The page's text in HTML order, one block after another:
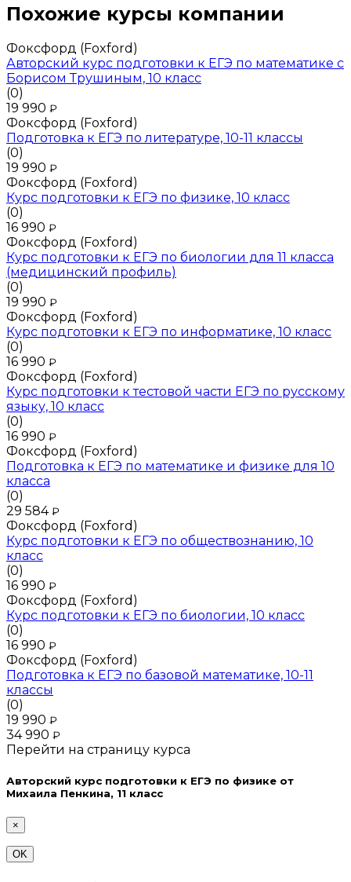
Похожие курсы компании
Фоксфорд (Foxford)
Авторский курс подготовки к ЕГЭ по математике с
Борисом Трушиным, 10 класс
(0)
19 990 ₽
Фоксфорд (Foxford)
Подготовка к ЕГЭ по литературе, 10-11 классы
(0)
19 990 ₽
Фоксфорд (Foxford)
Курс подготовки к ЕГЭ по физике, 10 класс
(0)
16 990 ₽
Фоксфорд (Foxford)
Курс подготовки к ЕГЭ по биологии для 11 класса
(медицинский профиль)
(0)
19 990 ₽
Фоксфорд (Foxford)
Курс подготовки к ЕГЭ по информатике, 10 класс
(0)
16 990 ₽
Фоксфорд (Foxford)
Курс подготовки к тестовой части ЕГЭ по русскому
языку, 10 класс
(0)
16 990 ₽
Фоксфорд (Foxford)
Подготовка к ЕГЭ по математике и физике для 10
класса
(0)
29 584₽
Фоксфорд (Foxford)
Курс подготовки к ЕГЭ по обществознанию, 10
класс
(0)
16 990 ₽
Фоксфорд (Foxford)
Курс подготовки к ЕГЭ по биологии, 10 класс
(0)
16 990 ₽
Фоксфорд (Foxford)
Подготовка к ЕГЭ по базовой математике, 10-11
классы
(0)
19 990 ₽
34 990 ₽
Перейти на страницу курса
Авторский курс подготовки к ЕГЭ по физике от
Михаила Пенкина, 11 класс
×
OK